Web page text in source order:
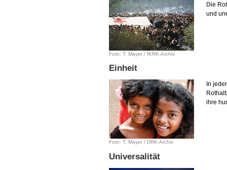
Foto: T. Mayer / IKRK-Archiv
Die
und
Einheit
Foto: T. Mayer / DRK-Archiv
In
ihre
Universalität